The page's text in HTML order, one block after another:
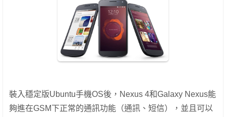
裝入穩定版Ubuntu手機OS後，Nexus 4和Galaxy Nexus能
夠進在GSM下正常的通訊功能（通訊、短信），並且可以